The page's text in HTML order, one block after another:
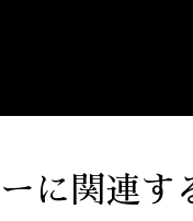
に関連す